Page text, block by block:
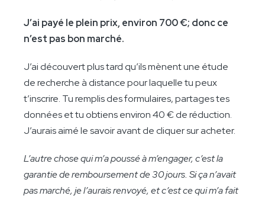
J’ai payé le plein prix, environ 700 €; donc ce
n’est pas bon marché.
J’ai découvert plus tard qu’ils mènent une étude
de recherche à distance pour laquelle tu peux
t’inscrire. Tu remplis des formulaires, partages tes
données et tu obtiens environ 40 € de réduction.
J’aurais aimé le savoir avant de cliquer sur acheter.
L’autre chose qui m’a poussé à m’engager, c’est la
garantie de remboursement de 30 jours. Si ça n’avait
pas marché, je l’aurais renvoyé, et c’est ce qui m’a fait